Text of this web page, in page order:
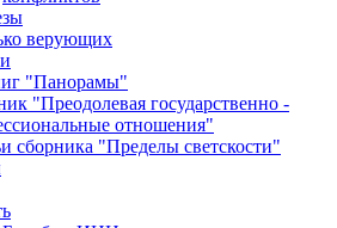
верующих
"Панорамы"
"Преодолевая государственно -
отношения"
сборника "Пределы светскости"